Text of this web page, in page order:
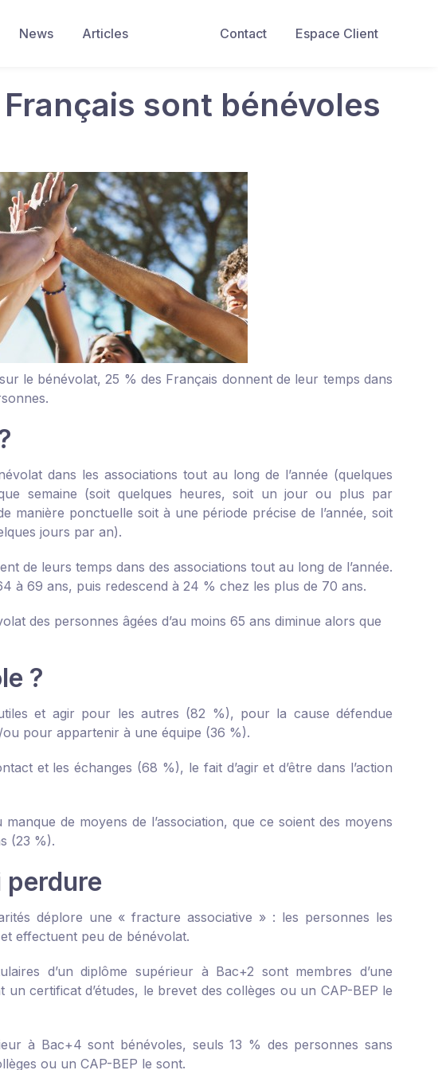
Contact
Espace Client
News Articles
sont bénévoles
le bénévolat, 25 % des Français donnent de leur temps dans
dans les associations tout au long de l’année (quelques
semaine (soit quelques heures, soit un jour ou plus par
manière ponctuelle soit à une période précise de l’année, soit
jours par an).
de leurs temps dans des associations tout au long de l’année.
à 69 ans, puis redescend à 24 % chez les plus de 70 ans.
des personnes âgées d’au moins 65 ans diminue alors que
?
et agir pour les autres (82 %), pour la cause défendue
pour appartenir à une équipe (36 %).
et les échanges (68 %), le fait d’agir et d’être dans l’action
de moyens de l’association, que ce soient des moyens
(23 %).
déplore une « fracture associative » : les personnes les
effectuent peu de bénévolat.
d’un diplôme supérieur à Bac+2 sont membres d’une
certificat d’études, le brevet des collèges ou un CAP-BEP le
à Bac+4 sont bénévoles, seuls 13 % des personnes sans
ou un CAP-BEP le sont.